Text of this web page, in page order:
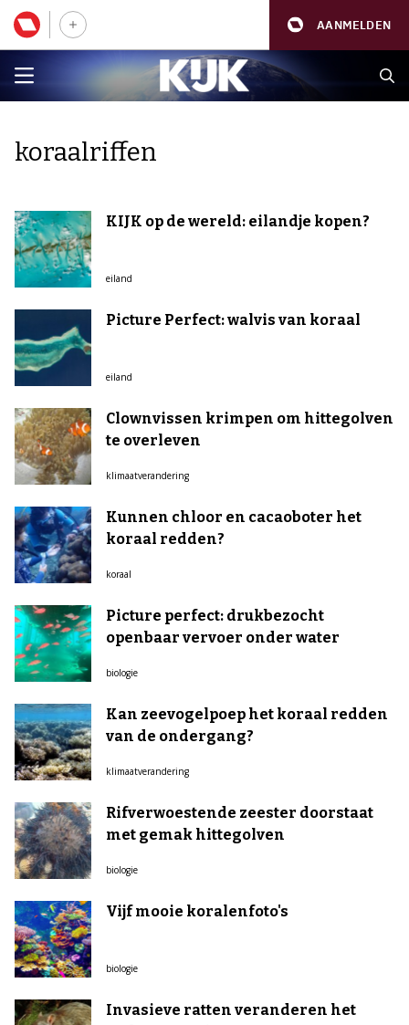
AANMELDEN
koraalriffen
KIJK op de wereld: eilandje kopen?
eiland
Picture Perfect: walvis van koraal
eiland
Clownvissen krimpen om hittegolven
te overleven
klimaatverandering
Kunnen chloor en cacaoboter het
koraal redden?
koraal
Picture perfect: drukbezocht
openbaar vervoer onder water
biologie
Kan zeevogelpoep het koraal redden
van de ondergang?
klimaatverandering
Rifverwoestende zeester doorstaat
met gemak hittegolven
biologie
Vijf mooie koralenfoto's
biologie
Invasieve ratten veranderen het